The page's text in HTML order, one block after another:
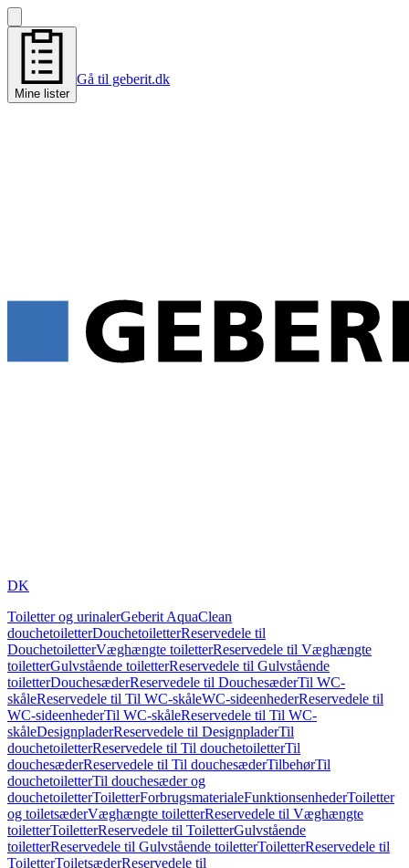
Mine lister
Gå til geberit.dk
DK
Toiletter og urinalerGeberit AquaClean
douchetoiletterDouchetoiletterReservedele til
DouchetoiletterVæghængte toiletterReservedele til Væghængte
toiletterGulvstående toiletterReservedele til Gulvstående
toiletterDouchesæderReservedele til DouchesæderTil WC-
skåleReservedele til Til WC-skåleWC-sideenhederReservedele til
WC-sideenhederTil WC-skåleReservedele til Til WC-
skåleDesignpladerReservedele til DesignpladerTil
douchetoiletterReservedele til Til douchetoiletterTil
douchesæderReservedele til Til douchesæderTilbehørTil
douchetoiletterTil douchesæder og
douchetoiletterToiletterForbrugsmaterialeFunktionsenhederToiletter
og toiletsæderVæghængte toiletterReservedele til Væghængte
toiletterToiletterReservedele til ToiletterGulvstående
toiletterReservedele til Gulvstående toiletterToiletterReservedele til
ToiletterToiletsæderReservedele til